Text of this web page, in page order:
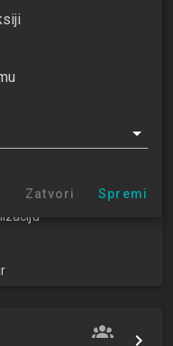
poslovanja 1.3
Zatvori Spremi